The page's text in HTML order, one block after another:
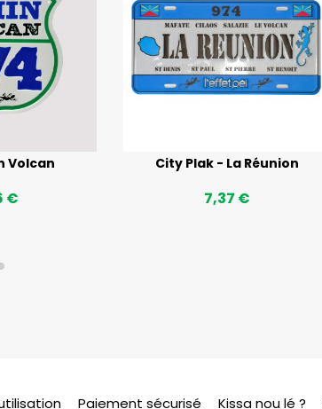
Volcan
€
City Plak - La Réunion
7,37 €
Paiement sécurisé Kissa nou lé ?